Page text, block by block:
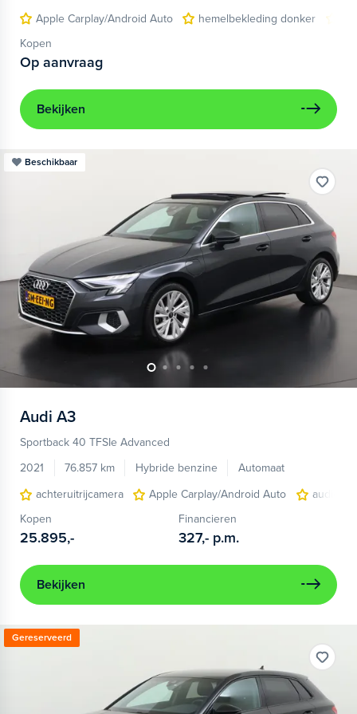
Apple Carplay/Android Auto
hemelbekleding donker
Kopen
Op aanvraag
Bekijken
Beschikbaar
Audi A3
Sportback 40 TFSIe Advanced
2021
76.857 km Hybride benzine
Automaat
achteruitrijcamera
Apple Carplay/Android Auto
audio
Kopen
25.895,-
Financieren
327,- p.m.
Bekijken
Gereserveerd